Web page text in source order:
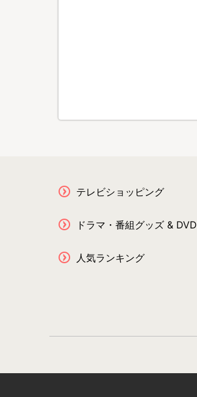
テレビショッピング
ドラマ・番組グッズ & DVD
人気ランキング